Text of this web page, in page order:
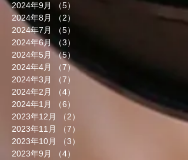
2024年9月
（5）
2024年8月
（2）
2024年7月
（5）
2024年6月
（3）
2024年5月 （5）
2024年4月
（7）7件の記事
2024年3月
（7）
7件の記事
2024年2月
（4）
4件の記事
2024年1月
（6）
2023年12月
（2）
2023年11月
（7）
2023年10月
（3）
2023年9月
（4）